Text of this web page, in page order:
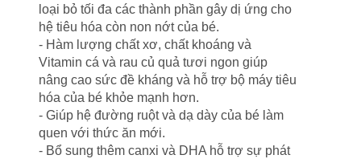
loại bỏ tối đa các thành phần gây dị ứng cho
hệ tiêu hóa còn non nớt của bé.
- Hàm lượng chất xơ, chất khoáng và
Vitamin cá và rau củ quả tươi ngon giúp
nâng cao sức đề kháng và hỗ trợ bộ máy tiêu
hóa của bé khỏe mạnh hơn.
- Giúp hệ đường ruột và dạ dày của bé làm
quen với thức ăn mới.
- Bổ sung thêm canxi và DHA hỗ trợ sự phát